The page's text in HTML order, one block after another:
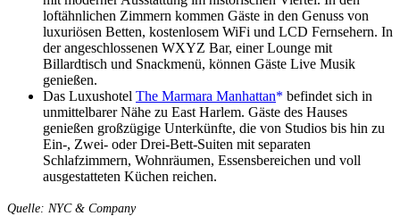
loftähnlichen Zimmern kommen Gäste in den Genuss von
luxuriösen Betten, kostenlosem WiFi und LCD Fernsehern. In
der angeschlossenen WXYZ Bar, einer Lounge mit
Billardtisch und Snackmenü, können Gäste Live Musik
genießen.
Das Luxushotel The Marmara Manhattan
befindet sich in
unmittelbarer Nähe zu East Harlem. Gäste des Hauses
genießen großzügige Unterkünfte, die von Studios bis hin zu
Ein-, Zwei- oder Drei-Bett-Suiten mit separaten
Schlafzimmern, Wohnräumen, Essensbereichen und voll
ausgestatteten Küchen reichen.
Quelle: NYC & Company